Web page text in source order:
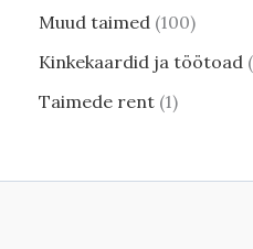
Muud taimed 100
Kinkekaardid ja töötoad
Taimede rent 1